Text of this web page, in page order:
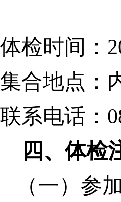
体检时间：
集合地点：
联系电话：
四、体检
（一）参